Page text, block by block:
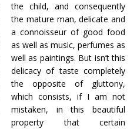
the child, and consequently
the mature man, delicate and
a connoisseur of good food
as well as music, perfumes as
well as paintings. But isn’t this
delicacy of taste completely
the opposite of gluttony,
which consists, if I am not
mistaken, in this beautiful
property that certain